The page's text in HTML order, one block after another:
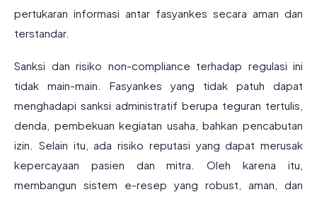
pertukaran informasi antar fasyankes secara aman dan
terstandar.
Sanksi dan risiko non-compliance terhadap regulasi ini
tidak main-main. Fasyankes yang tidak patuh dapat
menghadapi sanksi administratif berupa teguran tertulis,
denda, pembekuan kegiatan usaha, bahkan pencabutan
izin. Selain itu, ada risiko reputasi yang dapat merusak
kepercayaan pasien dan mitra. Oleh karena itu,
membangun sistem e-resep yang robust, aman, dan